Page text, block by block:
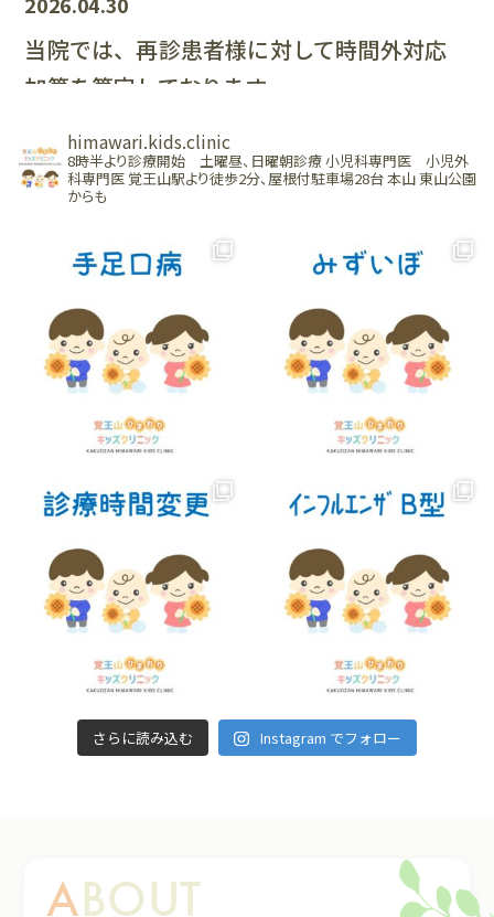
当院では、再診患者様に対して時間外対応
加算を算定しております
ていただきます。
時間外対応加算の「時間外」とは、時間外のクリニックの体
が対象となります。
そのため、日中の診療時間中に受診された場合にも算定
されます。
2026.03.11
4月より水曜午後が一般診療になります。
4月より水曜午後が一般診療になり、
アレルギー外来は第
になります。
アレルギー外来は再診のかた、紹介状をお持ちのかたのみ
電話にてご予約いたします。
初診のかたは、一般外来（小田嶋）を受診ください。
2026.01.05
2/7（土）～診療時間変更のお知らせ
診療を行います。
日曜日
himawari.kids.clinic
8時半より診療開始 土曜昼、日曜朝診療小児科専門医 小児外
科専門医 覚王山駅より徒歩2分、屋根付駐車場28台本山 東山公園
からも
さらに読み込む Instagram でフォロー
ABOUT